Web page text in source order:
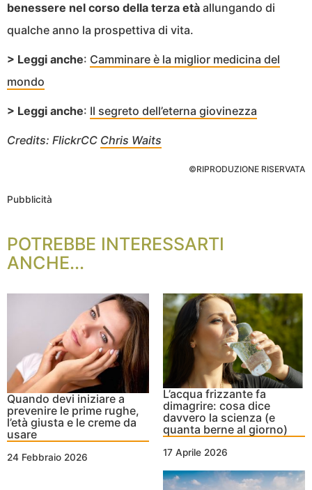
benessere nel corso della terza età allungando di
qualche anno la prospettiva di vita.
> Leggi anche: Camminare è la miglior medicina del
mondo
> Leggi anche: Il segreto dell’eterna giovinezza
Credits: FlickrCC Chris Waits
©RIPRODUZIONE RISERVATA
Pubblicità
POTREBBE INTERESSARTI
ANCHE...
Quando devi iniziare a
prevenire le prime rughe,
l’età giusta e le creme da
usare
24 Febbraio 2026
L’acqua frizzante fa
dimagrire: cosa dice
davvero la scienza (e
quanta berne al giorno)
17 Aprile 2026